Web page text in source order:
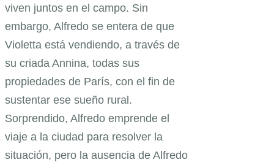
viven juntos en el campo. Sin
embargo, Alfredo se entera de que
Violetta está vendiendo, a través de
su criada Annina, todas sus
propiedades de París, con el fin de
sustentar ese sueño rural.
Sorprendido, Alfredo emprende el
viaje a la ciudad para resolver la
situación, pero la ausencia de Alfredo